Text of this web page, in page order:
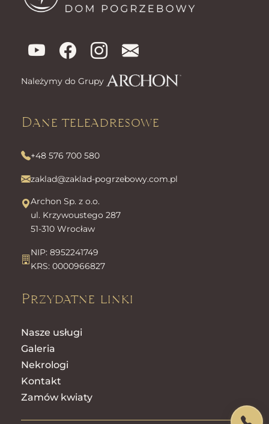
Należymy do Grupy
Dane teleadresowe
+48 576 700 580
zaklad@zaklad-pogrzebowy.com.pl
Archon Sp. z o.o.
ul. Krzywoustego 287
51-310 Wrocław
NIP: 8952241749
KRS: 0000966827
Przydatne linki
Nasze usługi
Galeria
Nekrologi
Kontakt
Zamów kwiaty